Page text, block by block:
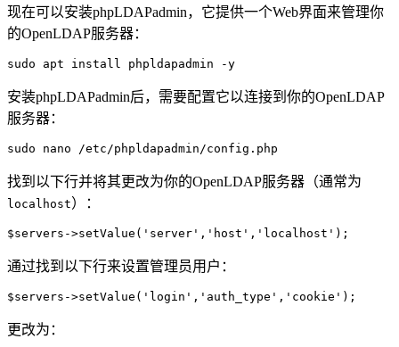
现在可以安装phpLDAPadmin，它提供一个Web界面来管理你
的OpenLDAP服务器：
sudo apt install phpldapadmin -y
安装phpLDAPadmin后，需要配置它以连接到你的OpenLDAP
服务器：
sudo nano /etc/phpldapadmin/config.php
找到以下行并将其更改为你的OpenLDAP服务器（通常为
localhost）：
$servers->setValue('server','host','localhost');
通过找到以下行来设置管理员用户：
$servers->setValue('login','auth_type','cookie');
更改为：